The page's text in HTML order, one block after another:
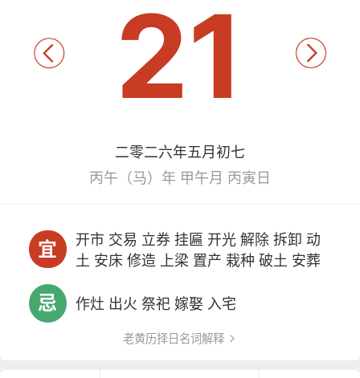
21
二零二六年五月初七
丙午（马）年 甲午月 丙寅日
宜
开市 交易 立券 挂匾 开光 解除 拆卸 动
土 安床 修造 上梁 置产 栽种 破土 安葬
忌 作灶 出火 祭祀 嫁娶 入宅
老黄历择日名词解释